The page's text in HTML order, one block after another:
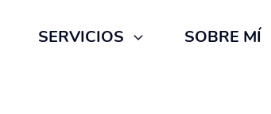
SERVICIOS SOBRE MÍ